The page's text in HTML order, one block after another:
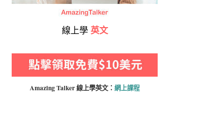
線上學 英文
Amazing Talker 線上學英文： 網上課程